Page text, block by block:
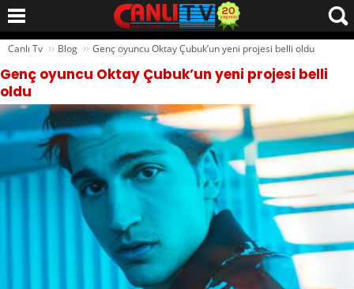
Canlı Tv ›› Blog ›› Genç oyuncu Oktay Çubuk’un yeni projesi belli oldu
Genç oyuncu Oktay Çubuk’un yeni projesi belli
oldu